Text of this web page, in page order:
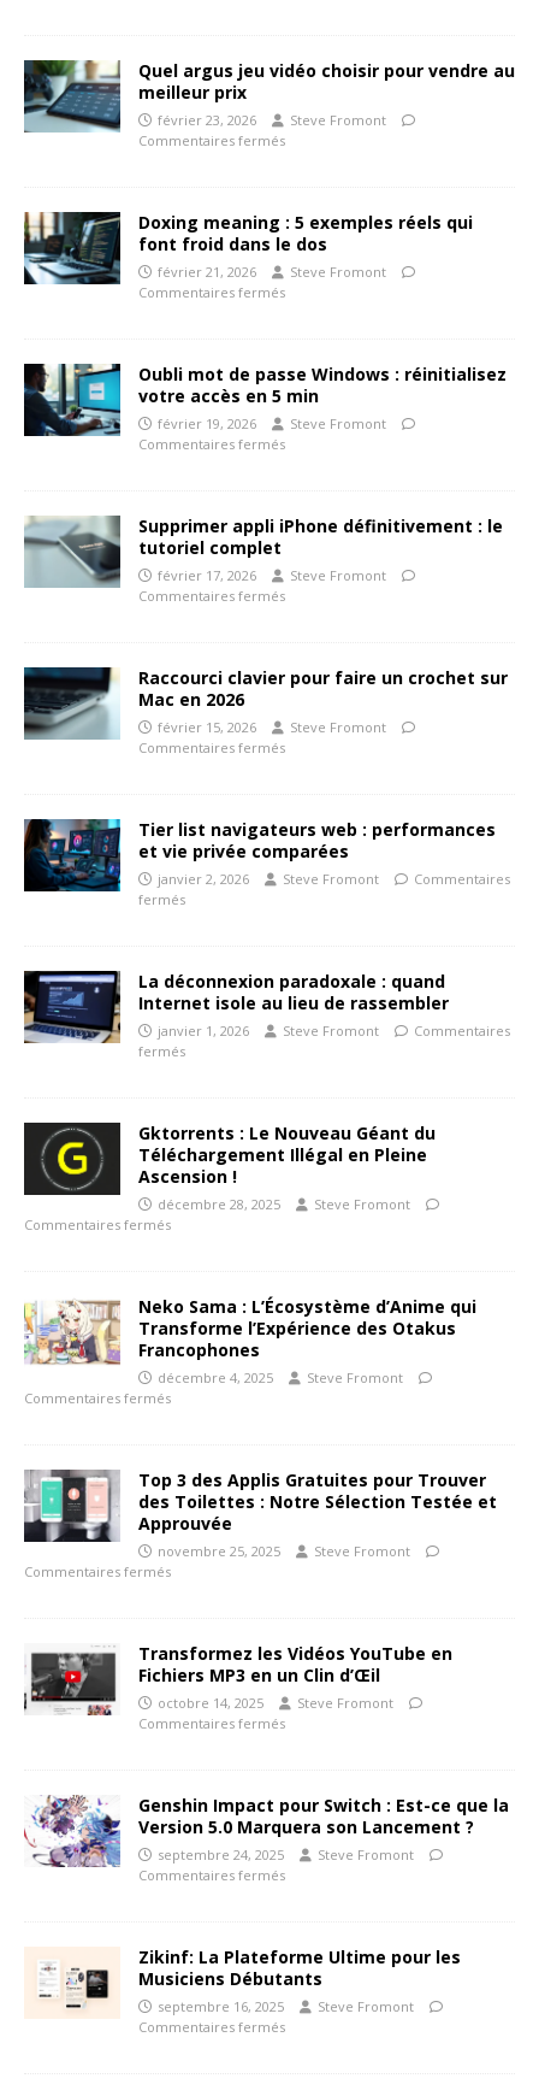
Quel argus jeu vidéo choisir pour vendre au
meilleur prix
février 23, 2026
Steve Fromont
Commentaires fermés
Doxing meaning : 5 exemples réels qui
font froid dans le dos
février 21, 2026
Steve Fromont
Commentaires fermés
Oubli mot de passe Windows : réinitialisez
votre accès en 5 min
février 19, 2026
Steve Fromont
Commentaires fermés
Supprimer appli iPhone définitivement : le
tutoriel complet
février 17, 2026
Steve Fromont
Commentaires fermés
Raccourci clavier pour faire un crochet sur
Mac en 2026
février 15, 2026
Steve Fromont
Commentaires fermés
Tier list navigateurs web : performances
et vie privée comparées
janvier 2, 2026 Steve Fromont
Commentaires
fermés
La déconnexion paradoxale : quand
Internet isole au lieu de rassembler
janvier 1, 2026 Steve Fromont
Commentaires
fermés
Gktorrents : Le Nouveau Géant du
Téléchargement Illégal en Pleine
Ascension !
décembre 28, 2025
Steve Fromont
Commentaires fermés
Neko Sama : L’Écosystème d’Anime qui
Transforme l’Expérience des Otakus
Francophones
décembre 4, 2025
Steve Fromont
Commentaires fermés
Top 3 des Applis Gratuites pour Trouver
des Toilettes : Notre Sélection Testée et
Approuvée
novembre 25, 2025
Steve Fromont
Commentaires fermés
Transformez les Vidéos YouTube en
Fichiers MP3 en un Clin d’Œil
octobre 14, 2025
Steve Fromont
Commentaires fermés
Genshin Impact pour Switch : Est-ce que la
Version 5.0 Marquera son Lancement ?
septembre 24, 2025
Steve Fromont
Commentaires fermés
Zikinf: La Plateforme Ultime pour les
Musiciens Débutants
septembre 16, 2025
Steve Fromont
Commentaires fermés